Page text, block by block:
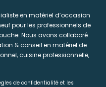
en matériel d’occasion
pour les professionnels de
Nous avons collaboré
& conseil en matériel de
cuisine professionnelle,
de confidentialité et les